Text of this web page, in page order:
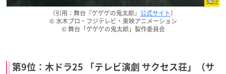
（引用：舞台『ゲゲゲの鬼太郎』 公式サイト）
© 水木プロ・フジテレビ・東映アニメーション
© 舞台「ゲゲゲの鬼太郎」製作委員会
第9位：木ドラ25 「テレビ演劇 サクセス荘」（サ